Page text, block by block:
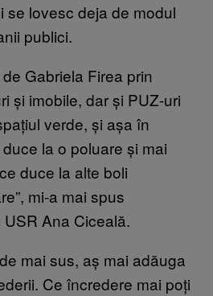
se lovesc deja de modul
publici.
Gabriela Firea prin
și imobile, dar și PUZ-uri
verde, și așa în
la o poluare și mai
duce la alte boli
mi-a mai spus
Ana Ciceală.
mai sus, aș mai adăuga
Ce încredere mai poți